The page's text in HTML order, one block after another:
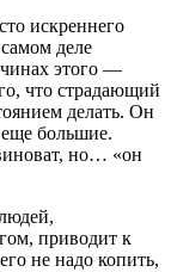
искреннего
деле
этого —
что страдающий
делать. Он
большие.
но… «он
приводит к
не надо копить,